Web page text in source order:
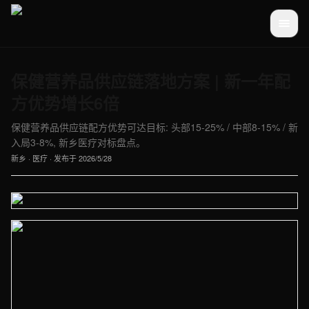
保健营养品供应链配方优势可达目标: 头部15-25% / 中部8-15% / 新
入局3-8%, 新乡医疗对标盘点。
新乡 · 医疗 · 发布于2026/5/28